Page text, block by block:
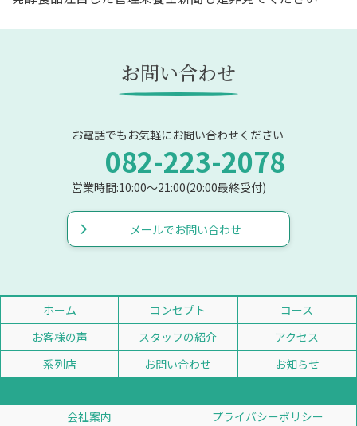
お問い合わせ
お電話でもお気軽にお問い合わせください
082-223-2078
営業時間:10:00〜21:00(20:00最終受付)
メールでお問い合わせ
ホーム コンセプト
コース
お客様の声
スタッフの紹介
アクセス
系列店
お問い合わせ お知らせ
会社案内 プライバシーポリシー